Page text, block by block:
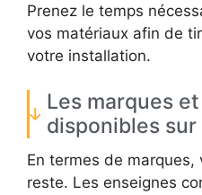
Prenez le temps
vos matériaux afin de
votre installation.
Les marques
disponibles
En termes de marques,
reste. Les enseignes